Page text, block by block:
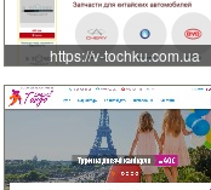
https://v-tochku.com.ua